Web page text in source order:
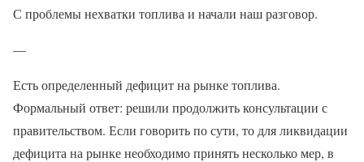
С проблемы нехватки топлива и начали наш разговор.
—
Есть определенный дефицит на рынке топлива.
Формальный ответ: решили продолжить консультации с
правительством. Если говорить по сути, то для ликвидации
дефицита на рынке необходимо принять несколько мер, в